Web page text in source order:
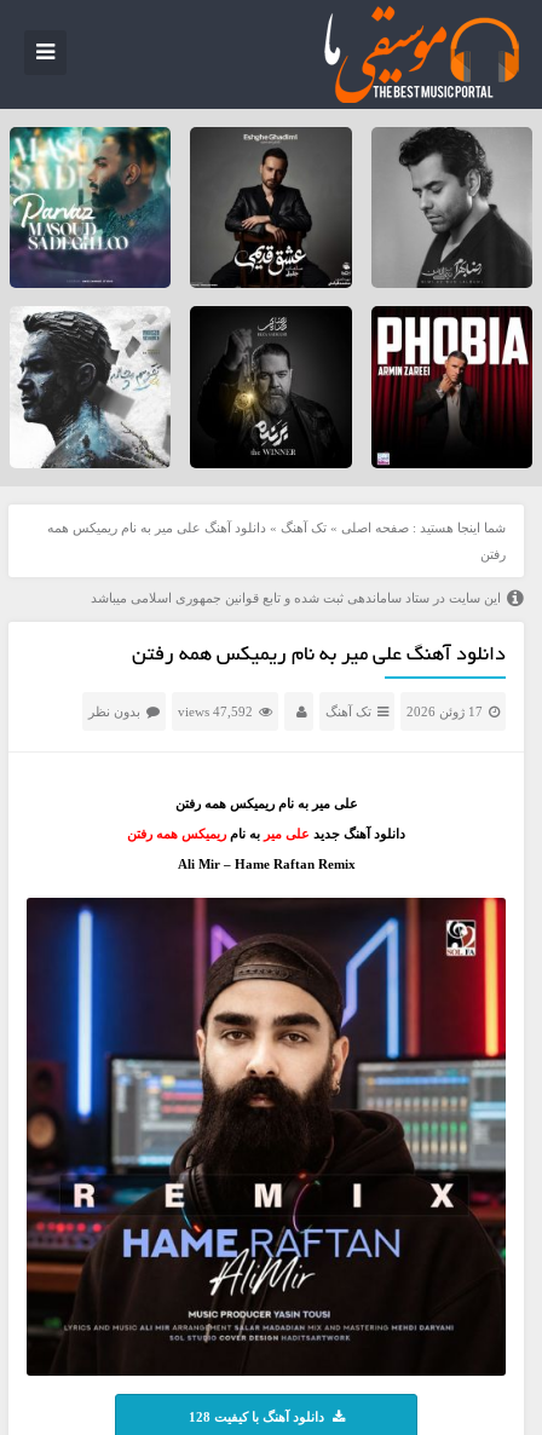
شما اینجا هستید : صفحه اصلی » تک آهنگ » دانلود آهنگ علی میر به نام ریمیکس همه
رفتن
این سایت در ستاد ساماندهی ثبت شده و تابع قوانین جمهوری اسلامی میباشد
دانلود آهنگ علی میر به نام ریمیکس همه رفتن
17 ژوئن 2026 تک آهنگ 47,592 views بدون نظر
علی میر به نام ریمیکس همه رفتن
دانلود آهنگ جدیدعلی میر به نام ریمیکس همه رفتن
Ali Mir – Hame Raftan Remix
دانلود آهنگ با کیفیت 128